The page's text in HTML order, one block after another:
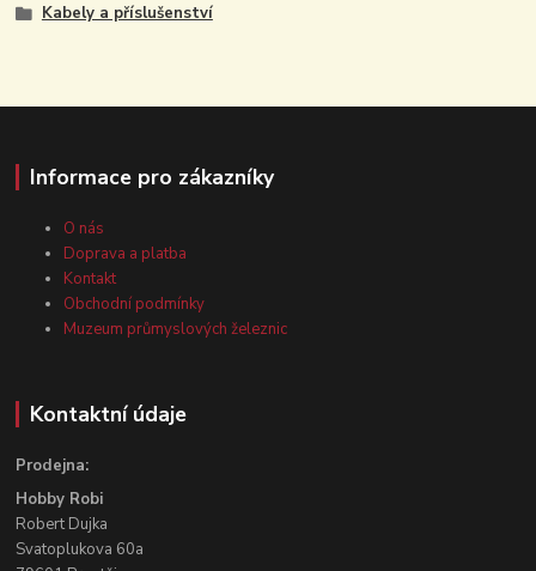
Kabely a příslušenství
Informace pro zákazníky
O nás
Doprava a platba
Kontakt
Obchodní podmínky
Muzeum průmyslových železnic
Kontaktní údaje
Prodejna:
Hobby Robi
Robert Dujka
Svatoplukova 60a